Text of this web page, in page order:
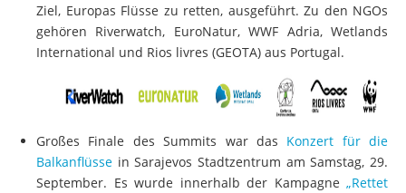
Ziel, Europas Flüsse zu retten, ausgeführt. Zu den NGOs
gehören Riverwatch, EuroNatur, WWF Adria, Wetlands
International und Rios livres (GEOTA) aus Portugal.
Großes Finale des Summits war das Konzert für die
Balkanflüsse in Sarajevos Stadtzentrum am Samstag, 29.
September. Es wurde innerhalb der Kampagne „Rettet